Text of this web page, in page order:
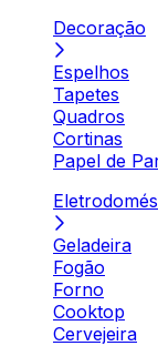
Decoração
Espelhos
Tapetes
Quadros
Cortinas
Papel de
Geladeira
Fogão
Forno
Cooktop
Cervejeira